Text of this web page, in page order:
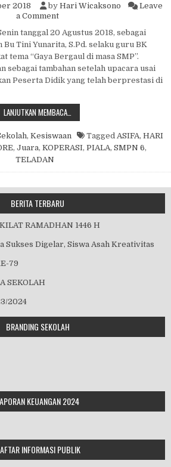
2018 by Hari Wicaksono
Leave
a Commenton PIALA KEBERHASILAN
tanggal 20 Agustus 2018, sebagai
Bu Tini Yunarita, S.Pd. selaku guru BK
tema “Gaya Bergaul di masa SMP”.
sebagai tambahan setelah upacara usai
Peserta Didik yang telah berprestasi di
LANJUTKAN MEMBACA…
, Kesiswaan Tagged ASIFA, HARI
, Juara, KOPERASI, PIALA, SMPN 6,
TELADAN
BERITA TERBARU
RAMADHAN 1446 H
Sukses Digelar, Siswa Asah Kreativitas
79
SEKOLAH
2024
BRANDING SEKOLAH
KEUANGAN 2024
INFORMASI PUBLIK